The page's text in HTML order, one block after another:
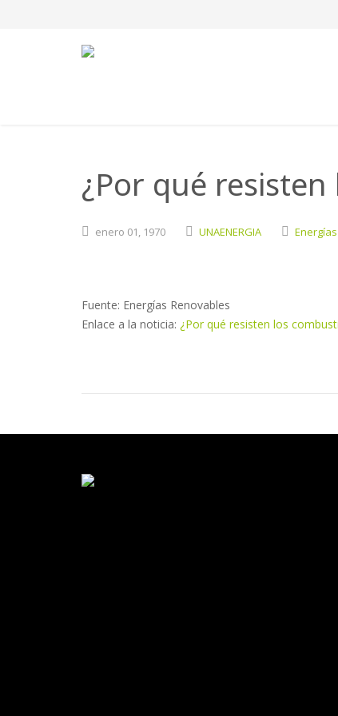
¿Por qué
enero 01, 1970 UNAENERGIA
Fuente: Energías Renovables
Enlace a la noticia: ¿Por qué resisten los